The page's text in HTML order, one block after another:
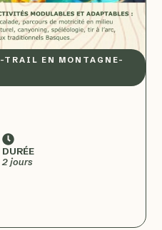
–TRAIL EN MONTAGNE–
DURÉE
2 jours